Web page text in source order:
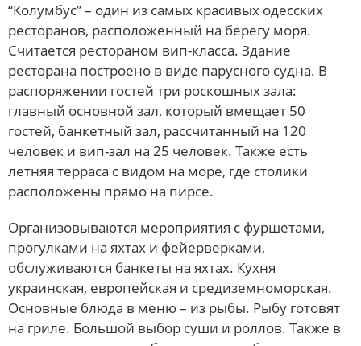
“Колумбус” – один из самых красивых одесских
ресторанов, расположенный на берегу моря.
Считается рестораном вип-класса. Здание
ресторана построено в виде парусного судна. В
распоряжении гостей три роскошных зала:
главный основной зал, который вмещает 50
гостей, банкетный зал, рассчитанный на 120
человек и вип-зал на 25 человек. Также есть
летняя терраса с видом на море, где столики
расположены прямо на пирсе.
Организовываются мероприятия с фуршетами,
прогулками на яхтах и фейерверками,
обслуживаются банкеты на яхтах. Кухня
украинская, европейская и средиземноморская.
Основные блюда в меню – из рыбы. Рыбу готовят
на гриле. Большой выбор суши и роллов. Также в